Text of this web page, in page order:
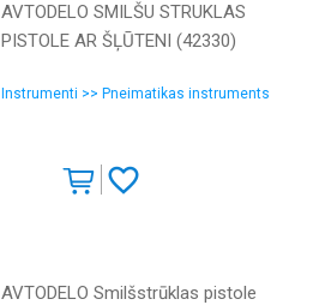
AVTODELO SMILŠU STRUKLAS
PISTOLE AR ŠĻŪTENI (42330)
Instrumenti >> Pneimatikas instruments
AVTODELO Smilšstrūklas pistole